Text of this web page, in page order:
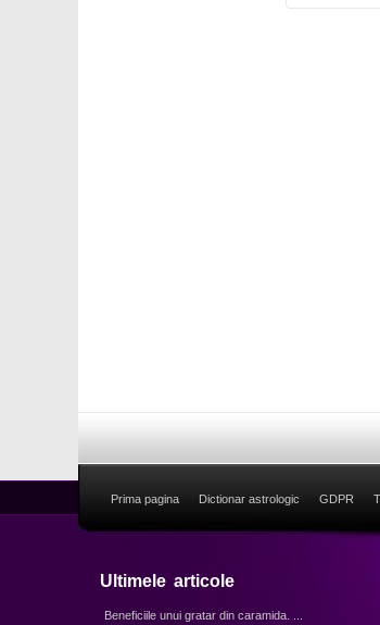
Prima pagina Dictionar astrologic GDPR
Ultimele articole
Beneficiile unui gratar din caramida. ...